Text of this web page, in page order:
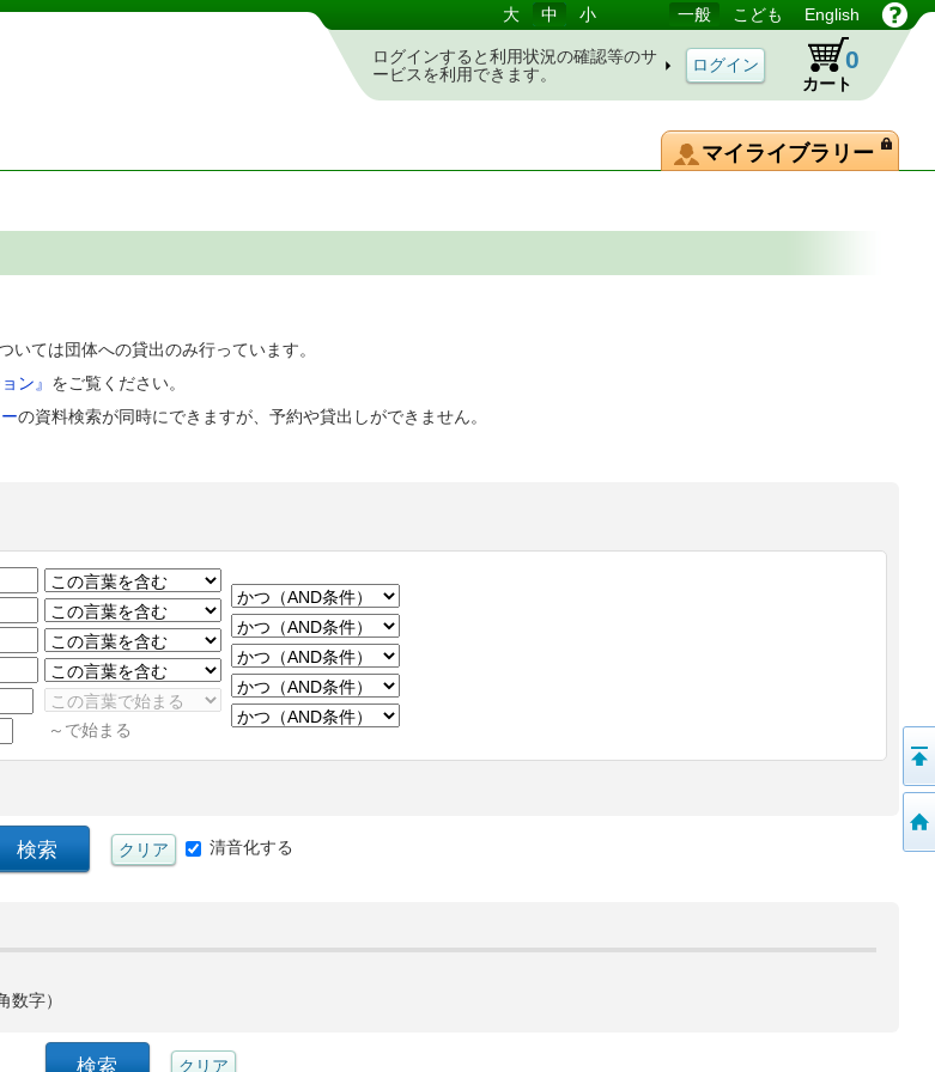
索・予約システム 大 中 小 一般 こども English
ログインすると利用状況の確認等のサ
ービスを利用できます。
カート
0
マイライブラリー
ては団体への貸出のみ行っています。
ン』 をご覧ください。
の資料検索が同時にできますが、予約や貸出しができません。
～で始まる
清音化する
数字）